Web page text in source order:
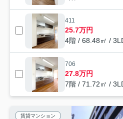
411
25.7万円
4階 / 68.48㎡ /
706
27.8万円
7階 / 71.72㎡ /
賃貸マンション